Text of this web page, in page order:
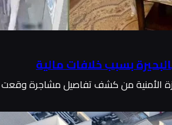
بسبب خلافات مالية
الأمنية من كشف تفاصيل مشاجرة وقعت